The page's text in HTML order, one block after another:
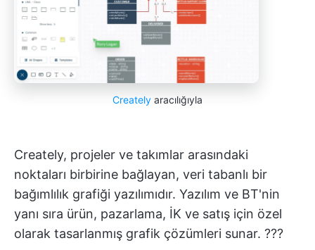
Creately aracılığıyla
Creately, projeler ve takımlar arasındaki
noktaları birbirine bağlayan, veri tabanlı bir
bağımlılık grafiği yazılımıdır. Yazılım ve BT'nin
yanı sıra ürün, pazarlama, İK ve satış için özel
olarak tasarlanmış grafik çözümleri sunar. ??‍?